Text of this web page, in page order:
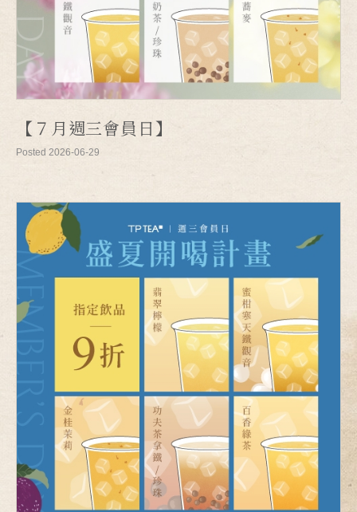
【７月週三會員日】
Posted 2026-06-29